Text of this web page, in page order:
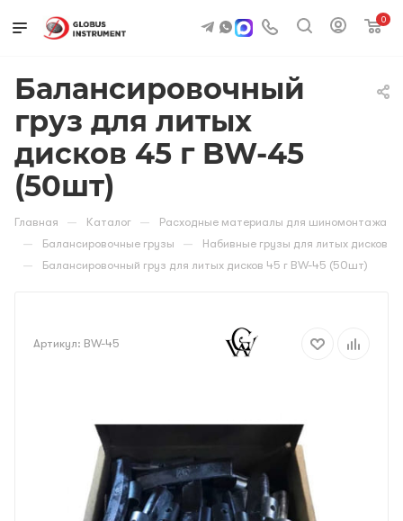
0
Балансировочный
груз для литых
дисков 45 г BW-45
(50шт)
Главная — Каталог — Расходные материалы для шиномонтажа
— Балансировочные грузы — Набивные грузы для литых дисков
— Балансировочный груз для литых дисков 45 г BW-45 (50шт)
Артикул: BW-45